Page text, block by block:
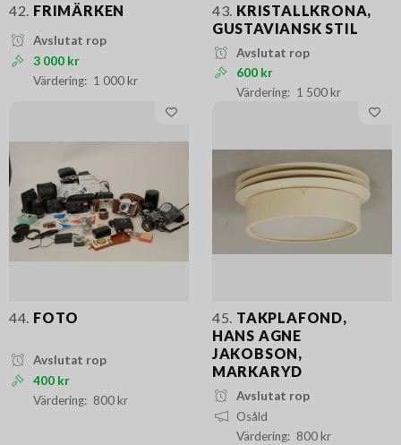
42. FRIMÄRKEN
Avslutat rop
3 000 kr
1 000 kr
43. KRISTALLKRONA,
GUSTAVIANSK STIL
Avslutat rop
600 kr
1 500 kr
44. FOTO
Avslutat rop
400 kr
800 kr
45. TAKPLAFOND,
HANS AGNE
JAKOBSON,
MARKARYD
Avslutat rop
Osåld
800 kr